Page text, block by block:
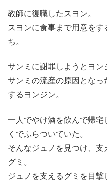
教師に復職したスヨン。
スヨンに食事まで用意を
ち。
サンミに謝罪しようとヨン
サンミの流産の原因となっ
するヨンジン。
一人でやけ酒を飲んで帰宅
くでふらついていた。
そんなジュノを見つけ、支
グミ。
ジュノを支えるグミを目